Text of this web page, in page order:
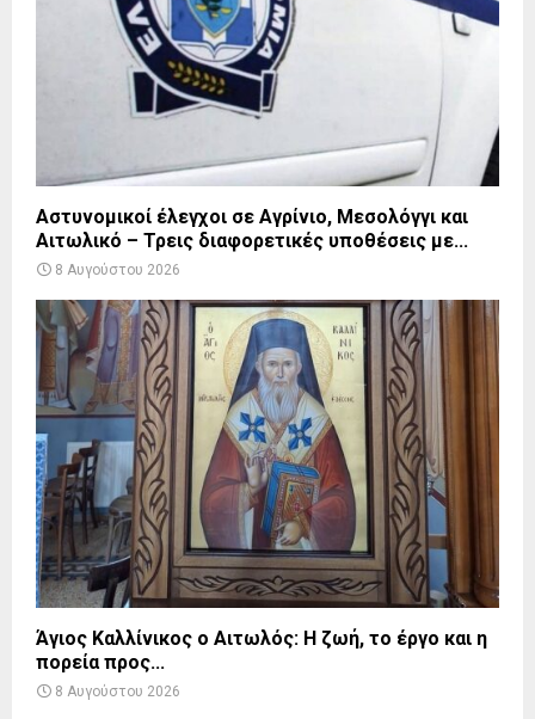
Αστυνομικοί έλεγχοι σε Αγρίνιο, Μεσολόγγι και
Αιτωλικό – Τρεις διαφορετικές υποθέσεις με...
8 Αυγούστου 2026
Άγιος Καλλίνικος ο Αιτωλός: Η ζωή, το έργο και η
πορεία προς...
8 Αυγούστου 2026